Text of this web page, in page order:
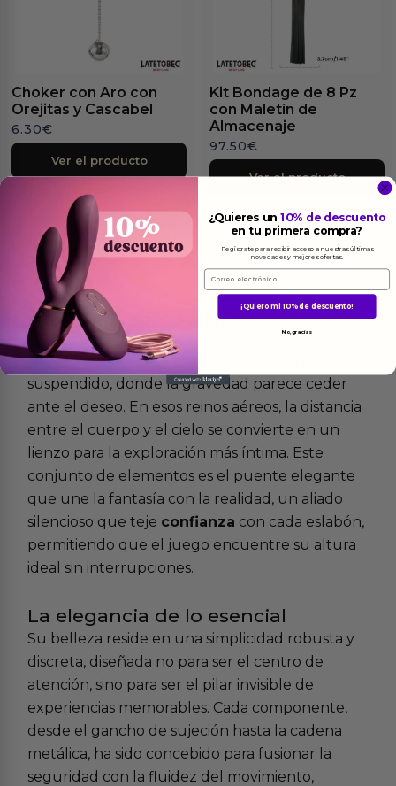
Choker con Aro con
Orejitas y Cascabel
6.30€
Ver el producto
Kit Bondage de 8 Pz
con Maletín de
Almacenaje
97.50€
Ver el producto
Másinformacion
Hay espacios que susurran historias de placer
suspendido, donde la gravedad parece ceder
ante el deseo. En esos reinos aéreos, la distancia
entre el cuerpo y el cielo se convierte en un
lienzo para la exploración más íntima. Este
conjunto de elementos es el puente elegante
que une la fantasía con la realidad, un aliado
silencioso que teje confianza con cada eslabón,
permitiendo que el juego encuentre su altura
ideal sin interrupciones.
La elegancia de lo esencial
Su belleza reside en una simplicidad robusta y
discreta, diseñada no para ser el centro de
atención, sino para ser el pilar invisible de
experiencias memorables. Cada componente,
desde el gancho de sujeción hasta la cadena
metálica, ha sido concebido para fusionar la
seguridad con la fluidez del movimiento,
¿Quieres un10% de descuento
en tu primera compra?
Regístrate para recibir acceso a nuestras últimas
novedades y mejores ofertas.
Email
¡Quiero mi 10% de descuento!
No, gracias